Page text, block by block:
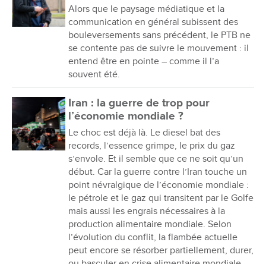
Alors que le paysage médiatique et la
communication en général subissent des
bouleversements sans précédent, le PTB ne
se contente pas de suivre le mouvement : il
entend être en pointe – comme il l’a
souvent été.
Iran : la guerre de trop pour
l’économie mondiale ?
Le choc est déjà là. Le diesel bat des
records, l’essence grimpe, le prix du gaz
s’envole. Et il semble que ce ne soit qu’un
début. Car la guerre contre l’Iran touche un
point névralgique de l’économie mondiale :
le pétrole et le gaz qui transitent par le Golfe
mais aussi les engrais nécessaires à la
production alimentaire mondiale. Selon
l’évolution du conflit, la flambée actuelle
peut encore se résorber partiellement, durer,